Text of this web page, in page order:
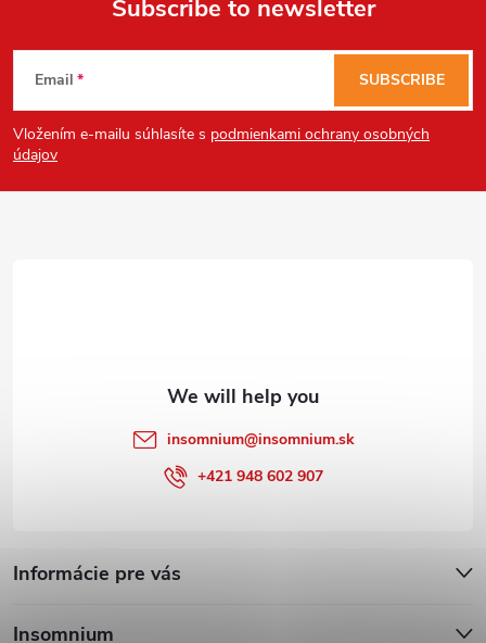
F
o
o
Subscribe to newsletter
Email
Vložením e-mailu súhlasíte s podmienkami ochrany osobných
údajov
SUBSCRIBE
Informácie pre vás
Insomnium
insomnium@insomnium.sk
+421 948 602 907